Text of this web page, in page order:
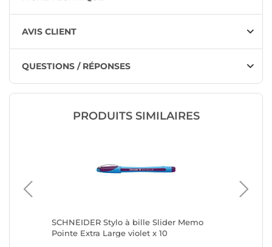
AVIS CLIENT
QUESTIONS / RÉPONSES
PRODUITS SIMILAIRES
SCHNEIDER Stylo à bille Slider Memo
Pointe Extra Large violet x 10